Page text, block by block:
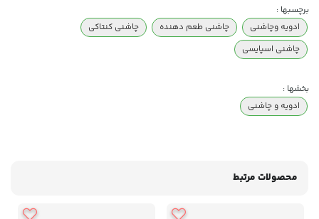
برچسبها :
ادویه وچاشنی
چاشنی طعم دهنده
چاشنی کنتاکی
چاشنی اسپایسی
بخشها :
ادویه و چاشنی
محصولات مرتبط